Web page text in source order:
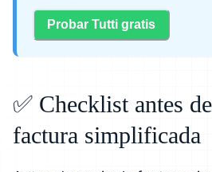
Probar Tutti gratis
✅ Checklist antes
factura simplificada